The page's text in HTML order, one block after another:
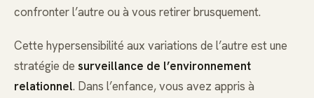
confronter l’autre ou à vous retirer brusquement.
Cette hypersensibilité aux variations de l’autre est une
stratégie de surveillance de l’environnement
relationnel. Dans l’enfance, vous avez appris à